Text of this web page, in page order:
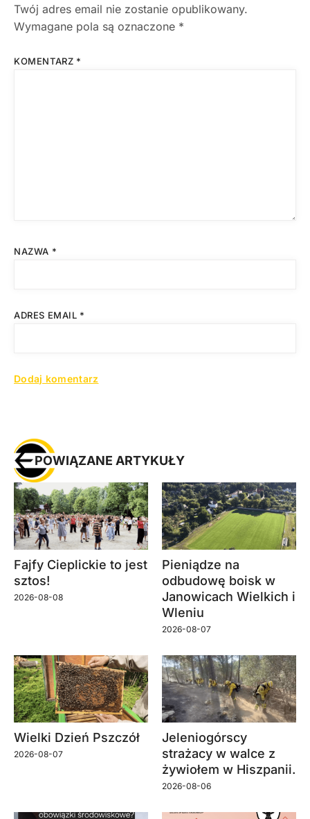
Twój adres email nie zostanie opublikowany.
Wymagane pola są oznaczone *
KOMENTARZ *
NAZWA *
ADRES EMAIL *
POWIĄZANE ARTYKUŁY
Fajfy Cieplickie to jest
sztos!
2026-08-08
Pieniądze na
odbudowę boisk w
Janowicach Wielkich i
Wleniu
2026-08-07
Wielki Dzień Pszczół
2026-08-07
Jeleniogórscy
strażacy w walce z
żywiołem w Hiszpanii.
2026-08-06